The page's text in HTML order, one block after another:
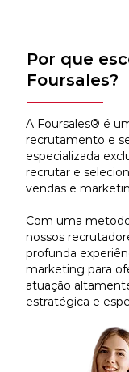
Por que
Foursales?
A Foursales® é
recrutamento e
especializada
recrutar e
vendas e
Com uma
nossos
profunda
marketing para
atuação
estratégica e